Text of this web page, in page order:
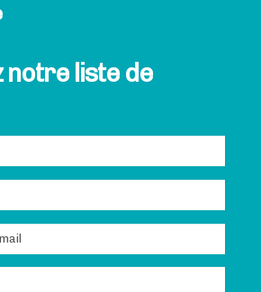
notre liste de